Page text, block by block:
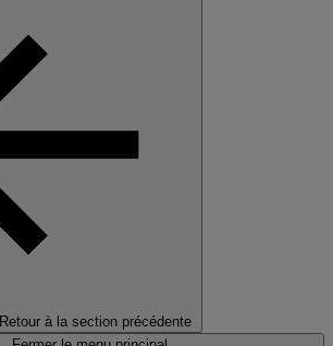
Retour à la section précédente